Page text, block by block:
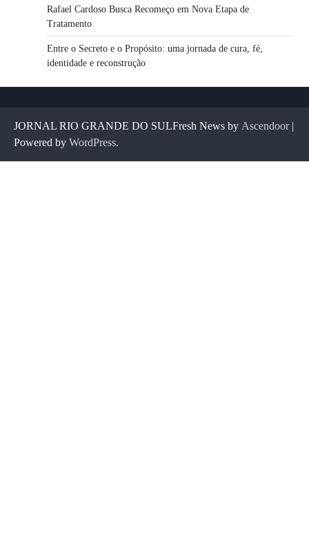
Rafael Cardoso Busca Recomeço em Nova Etapa de
Tratamento
Entre o Secreto e o Propósito: uma jornada de cura, fé,
identidade e reconstrução
JORNAL RIO GRANDE DO SULFresh News by Ascendoor|
Powered by WordPress.